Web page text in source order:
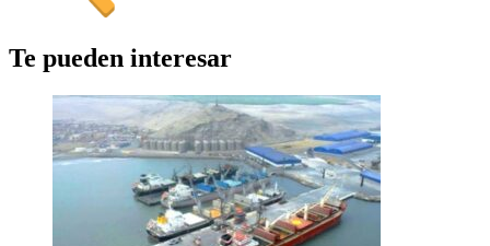
Te pueden interesar